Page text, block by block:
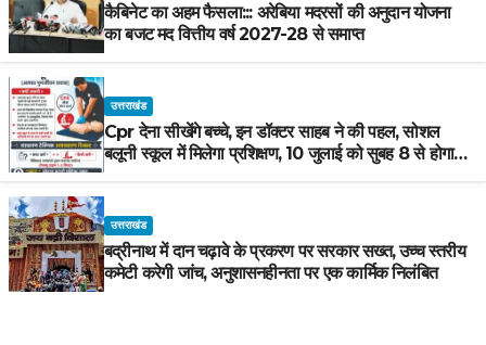
कैबिनेट का अहम फैसला::: अरेबिया मदरसों की अनुदान योजना
का बजट मद वित्तीय वर्ष 2027-28 से समाप्त
उत्तराखंड
Cpr देना सीखेंगे बच्चे, इन डॉक्टर साहब ने की पहल, सोशल
बलूनी स्कूल में मिलेगा प्रशिक्षण, 10 जुलाई को सुबह 8 से होगा
उत्तराखंड
बद्रीनाथ में दान चढ़ावे के प्रकरण पर सरकार सख्त, उच्च स्तरीय
कमेटी करेगी जांच, अनुशासनहीनता पर एक कार्मिक निलंबित